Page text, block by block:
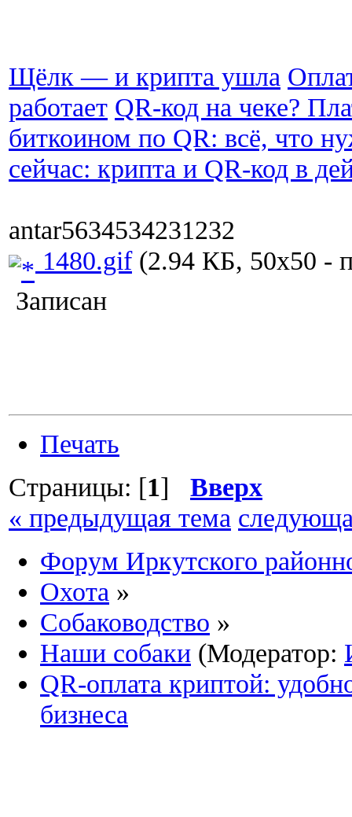
Щёлк — и крипта ушла
работает QR-код на чеке?
биткоином по QR: всё, что
сейчас: крипта и QR-код в
antar5634534231232
1480.gif(2.94 КБ, 50x50 -
Записан
Печать
Страницы: [1] Вверх
« предыдущая тема
Форум Иркутского
Охота »
Собаководство »
Наши собаки (Модератор:
QR-оплата криптой:
бизнеса